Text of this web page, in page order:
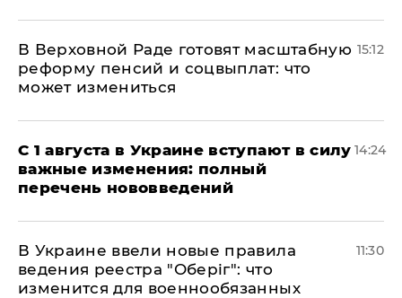
В Верховной Раде готовят масштабную
реформу пенсий и соцвыплат: что
может измениться
15:12
С 1 августа в Украине вступают в силу
важные изменения: полный
перечень нововведений
14:24
В Украине ввели новые правила
ведения реестра "Оберіг": что
изменится для военнообязанных
11:30